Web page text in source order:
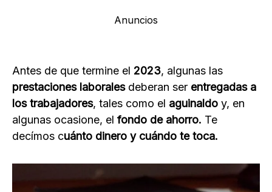
Anuncios
Antes de que termine el 2023, algunas las
prestaciones laboralesdeberan ser entregadas a
los trabajadores, tales como el aguinaldo y, en
algunas ocasione, el fondo de ahorro. Te
decímos cuánto dinero y cuándo te toca.